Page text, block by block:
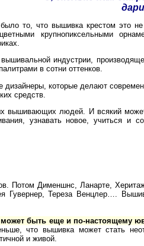
то, что вышивка крестом это
крупнопиксельными
индустрии,
в сотни оттенков.
дизайнеры, которые делают
средств.
вышивающих людей. И всякий
узнавать новое, учиться и
Потом Дименшнс, Ланарте,
Гувернер, Тереза Венцлер….
быть еще и по-настоящему
что вышивка может стать
и живой.